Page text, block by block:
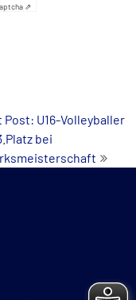
⇗
Post: U16-Volleyballer
bei